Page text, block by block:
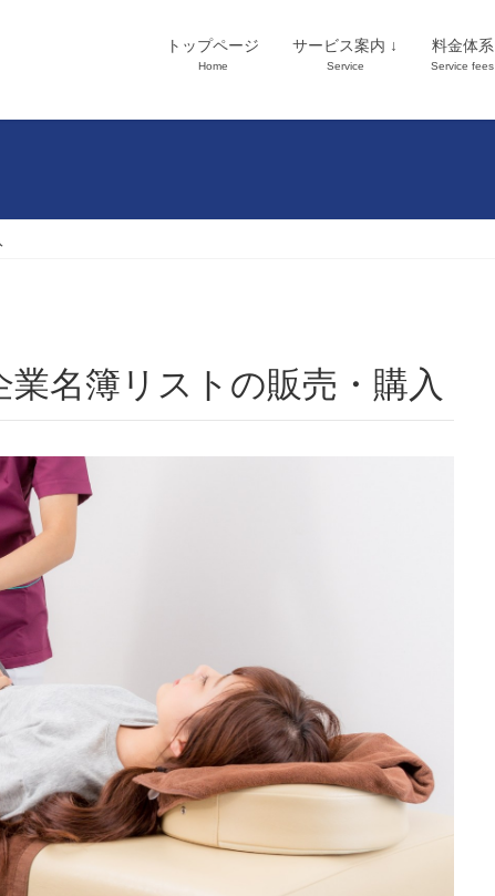
トップページ
Home
サービス案内 ↓
Service
料金体系
Service fees
業名簿リストの販売・購入